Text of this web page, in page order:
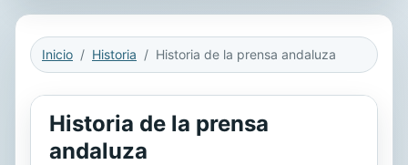
Inicio Historia Historia de la prensa andaluza
Historia de la prensa
andaluza